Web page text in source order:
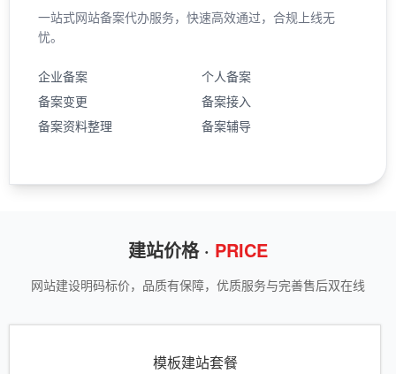
一站式网站备案代办服务，快速高效通过，合规上线无
忧。
企业备案
个人备案
备案变更
备案接入
备案资料整理
备案辅导
建站价格 · PRICE
网站建设明码标价，品质有保障，优质服务与完善售后双在线
模板建站套餐